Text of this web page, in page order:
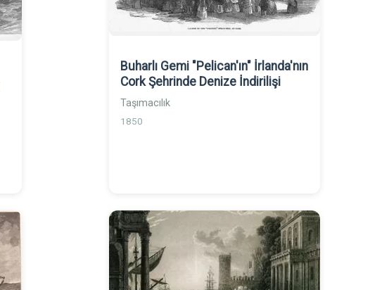
Buharlı Gemi "Pelican'ın" İrlanda'nın
Cork Şehrinde Denize İndirilişi
Taşımacılık
1850